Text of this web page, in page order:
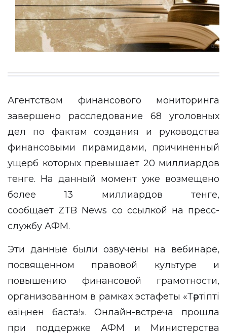
Агентством финансового мониторинга
завершено расследование 68 уголовных
дел по фактам создания и руководства
финансовыми пирамидами, причиненный
ущерб которых превышает 20 миллиардов
тенге. На данный момент уже возмещено
более 13 миллиардов тенге,
сообщает ZTB News со ссылкой на пресс-
службу АФМ.
Эти данные были озвучены на вебинаре,
посвященном правовой культуре и
повышению финансовой грамотности,
организованном в рамках эстафеты «Тәртіпті
өзіңнен баста!». Онлайн-встреча прошла
при поддержке АФМ и Министерства